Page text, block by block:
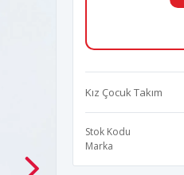
Kız Çocuk Takım
Stok Kodu
Marka